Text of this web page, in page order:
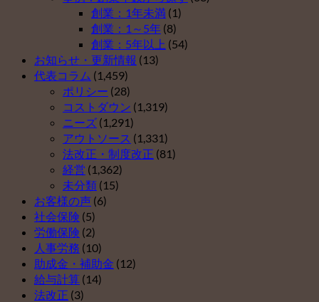
３）
は
ト
５
（そ
の
２）
は
創業：1年未満 (1)
創業：1～5年 (8)
創業：5年以上 (54)
お知らせ・更新情報 (13)
代表コラム (1,459)
ポリシー (28)
コストダウン (1,319)
ニーズ (1,291)
アウトソース (1,331)
法改正・制度改正 (81)
経営 (1,362)
未分類 (15)
お客様の声 (6)
社会保険 (5)
労働保険 (2)
人事労務 (10)
助成金・補助金 (12)
給与計算 (14)
法改正 (3)